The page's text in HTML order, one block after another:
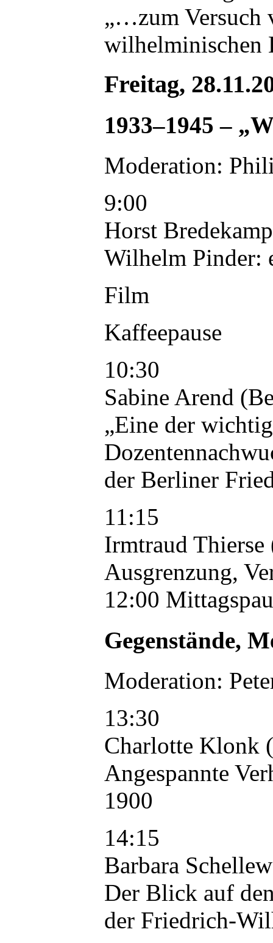
„…zum Versuch
wilhelminischen
Freitag,
1933–1945 –
Moderation:
9:00
Horst
Wilhelm Pinder:
Film
Kaffeepause
10:30
Sabine Arend
„Eine der
der Berliner
11:15
Irmtraud
Ausgrenzung,
12:00
Gegenstände,
Moderation:
13:30
Charlotte Klonk
Angespannte
1900
14:15
Barbara
Der Blick auf
der Friedrich-